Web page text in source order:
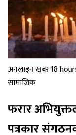
अनलाइन खबर·18
सामाजिक
फरार
पत्रकार